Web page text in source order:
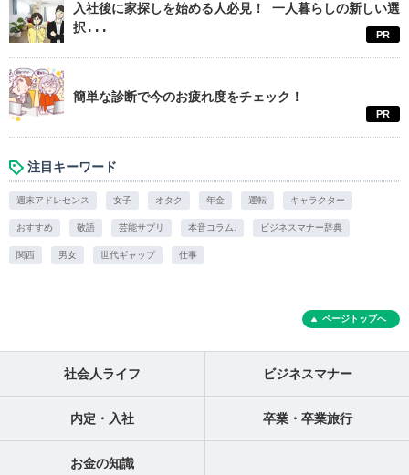
入社後に家探しを始める人必見！ 一人暮らしの新しい選
択...
PR
簡単な診断で今のお疲れ度をチェック！
PR
注目キーワード
週末アドレセンス 女子 オタク 年金 運転 キャラクター
おすすめ 敬語 芸能サプリ 本音コラム. ビジネスマナー辞典
関西 男女 世代ギャップ 仕事
ページトップへ
社会人ライフ ビジネスマナー
内定・入社 卒業・卒業旅行
お金の知識